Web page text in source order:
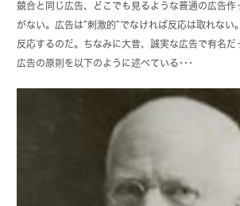
競合と同じ広告、どこでも見るような普通の広告作
がない。広告は”刺激的”でなければ反応は取れない
反応するのだ。ちなみに大昔、誠実な広告で有名だ
広告の原則を以下のように述べている･･･